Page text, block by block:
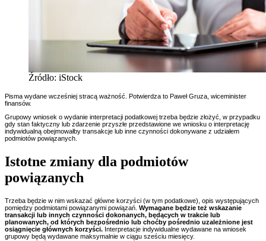
Źródło: iStock
Pisma wydane wcześniej stracą ważność. Potwierdza to Paweł Gruza, wiceminister
finansów.
Grupowy wniosek o wydanie interpretacji podatkowej trzeba będzie złożyć, w przypadku
gdy stan faktyczny lub zdarzenie przyszłe przedstawione we wniosku o interpretację
indywidualną obejmowałby transakcje lub inne czynności dokonywane z udziałem
podmiotów powiązanych.
Istotne zmiany dla podmiotów
powiązanych
Trzeba będzie w nim wskazać główne korzyści (w tym podatkowe), opis występujących
pomiędzy podmiotami powiązanymi powiązań. Wymagane będzie też wskazanie
transakcji lub innych czynności dokonanych, będących w trakcie lub
planowanych, od których bezpośrednio lub choćby pośrednio uzależnione jest
osiągnięcie głównych korzyści. Interpretacje indywidualne wydawane na wniosek
grupowy będą wydawane maksymalnie w ciągu sześciu miesięcy.